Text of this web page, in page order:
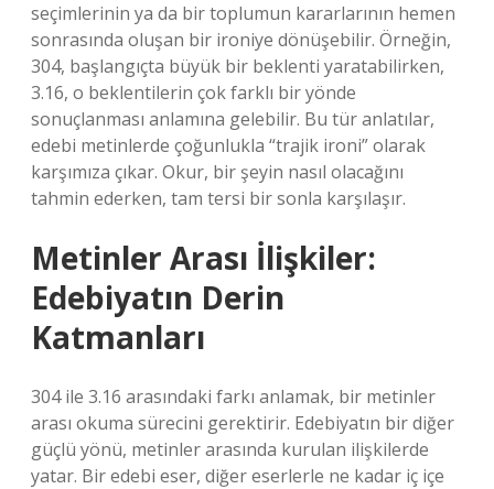
seçimlerinin ya da bir toplumun kararlarının hemen
sonrasında oluşan bir ironiye dönüşebilir. Örneğin,
304, başlangıçta büyük bir beklenti yaratabilirken,
3.16, o beklentilerin çok farklı bir yönde
sonuçlanması anlamına gelebilir. Bu tür anlatılar,
edebi metinlerde çoğunlukla “trajik ironi” olarak
karşımıza çıkar. Okur, bir şeyin nasıl olacağını
tahmin ederken, tam tersi bir sonla karşılaşır.
Metinler Arası İlişkiler:
Edebiyatın Derin
Katmanları
304 ile 3.16 arasındaki farkı anlamak, bir metinler
arası okuma sürecini gerektirir. Edebiyatın bir diğer
güçlü yönü, metinler arasında kurulan ilişkilerde
yatar. Bir edebi eser, diğer eserlerle ne kadar iç içe